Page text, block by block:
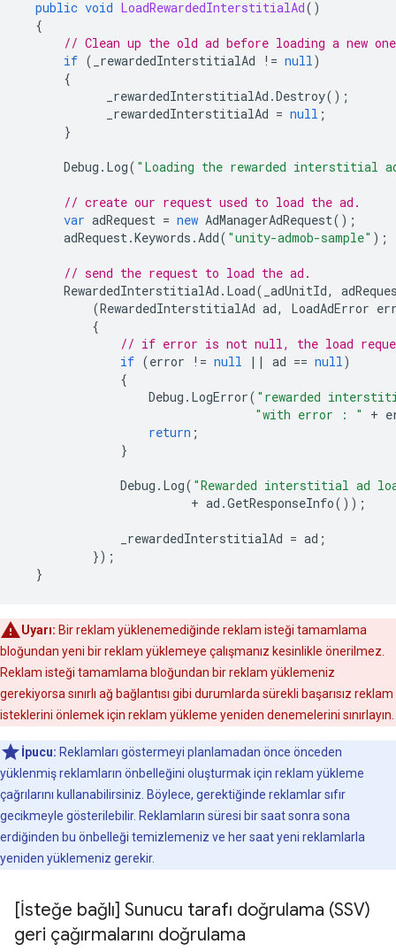
public void LoadRewardedInterstitialAd()
{
// Clean up the old ad before loading a new
if ( _rewardedInterstitialAd != null)
{
_rewardedInterstitialAd .Destroy();
_rewardedInterstitialAd = null ;
}
Debug . Log( "Loading the rewarded interstitial
// create our request used to load the ad.
var adRequest = new AdManagerAdRequest();
adRequest.Keywords .Add( "unity-admob-sample" );
// send the request to load the ad.
RewardedInterstitialAd . Load( _adUnitId,
(RewardedInterstitialAd ad, LoadAdError
{
// if error is not null, the load
if (error != null || ad == null)
{
Debug . LogError( "rewarded
"with error : "
+
return ;
}
Debug . Log( "Rewarded interstitial ad
+ ad .GetResponseInfo());
_rewardedInterstitialAd = ad ;
});
}
Uyarı: Bir reklam yüklenemediğinde reklam isteği tamamlama
bloğundan yeni bir reklam yüklemeye çalışmanız kesinlikle önerilmez.
Reklam isteği tamamlama bloğundan bir reklam yüklemeniz
gerekiyorsa sınırlı ağ bağlantısı gibi durumlarda sürekli başarısız reklam
isteklerini önlemek için reklam yükleme yeniden denemelerini sınırlayın.
İpucu: Reklamları göstermeyi planlamadan önce önceden
yüklenmiş reklamların önbelleğini oluşturmak için reklam yükleme
çağrılarını kullanabilirsiniz. Böylece, gerektiğinde reklamlar sıfır
gecikmeyle gösterilebilir. Reklamların süresi bir saat sonra sona
erdiğinden bu önbelleği temizlemeniz ve her saat yeni reklamlarla
yeniden yüklemeniz gerekir.
[İsteğe bağlı] Sunucu tarafı doğrulama (SSV)
geri çağırmalarını doğrulama